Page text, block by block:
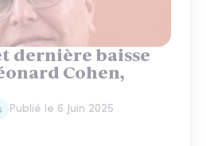
dernière baisse
Cohen,
Publié le 6 Juin 2025